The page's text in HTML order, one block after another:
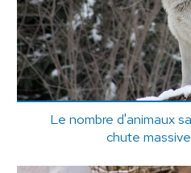
Le nombre d'animaux
chute